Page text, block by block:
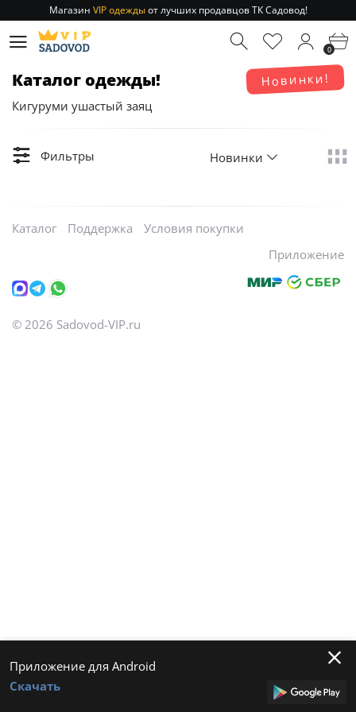
Магазин VIP одеждыот лучших продавцов ТК Садовод!
Отправление заказа 1-3 дня по РФ и МСК!
Магазин
от лучших продавцов ТК Садовод!
Отправление заказа 1-3 дня
по РФ и МСК!
0
Новинки!
Каталог одежды!
Кигуруми ушастый заяц
Фильтры Новинки
Приложение для Android
Скачать
Каталог Поддержка
Условия покупки
Приложение
© 2026 Sadovod-VIP.ru